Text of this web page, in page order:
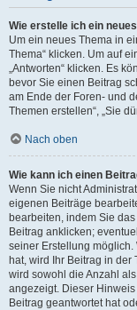
Wie erstelle ich ein
Um ein neues Thema in
Thema“ klicken. Um auf
„Antworten“ klicken. Es
bevor Sie einen Beitrag
am Ende der Foren- und
Themen erstellen“, „Sie
Nach oben
Wie kann ich einen
Wenn Sie nicht
eigenen Beiträge
bearbeiten, indem Sie
Beitrag anklicken;
seiner Erstellung
hat, wird Ihr Beitrag in
wird sowohl die Anzahl
angezeigt. Dieser
Beitrag geantwortet hat